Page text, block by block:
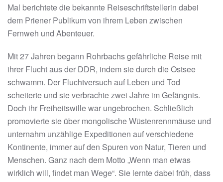
Mal berichtete die bekannte Reiseschriftstellerin dabei
dem Priener Publikum von ihrem Leben zwischen
Fernweh und Abenteuer.
Mit 27 Jahren begann Rohrbachs gefährliche Reise mit
ihrer Flucht aus der DDR, indem sie durch die Ostsee
schwamm. Der Fluchtversuch auf Leben und Tod
scheiterte und sie verbrachte zwei Jahre im Gefängnis.
Doch ihr Freiheitswille war ungebrochen. Schließlich
promovierte sie über mongolische Wüstenrennmäuse und
unternahm unzählige Expeditionen auf verschiedene
Kontinente, immer auf den Spuren von Natur, Tieren und
Menschen. Ganz nach dem Motto „Wenn man etwas
wirklich will, findet man Wege“. Sie lernte dabei früh, dass